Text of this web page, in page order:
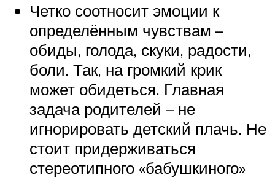
Четко соотносит эмоции к
определённым чувствам –
обиды, голода, скуки, радости,
боли. Так, на громкий крик
может обидеться. Главная
задача родителей – не
игнорировать детский плачь. Не
стоит придерживаться
стереотипного «бабушкиного»